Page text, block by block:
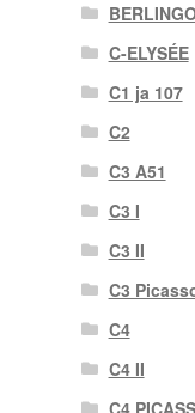
C-ELYSÉE
C1 ja 107
C2
C3 A51
C3 I
C3 II
C3
C4
C4 II